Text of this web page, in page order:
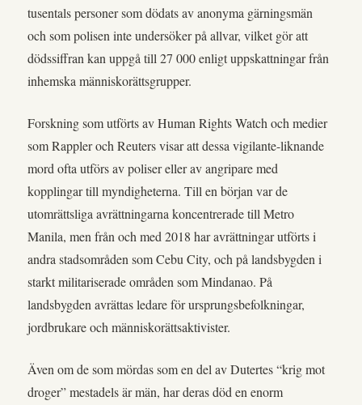
tusentals personer som dödats av anonyma gärningsmän
och som polisen inte undersöker på allvar, vilket gör att
dödssiffran kan uppgå till 27 000 enligt uppskattningar från
inhemska människorättsgrupper.
Forskning som utförts av Human Rights Watch och medier
som Rappler och Reuters visar att dessa vigilante-liknande
mord ofta utförs av poliser eller av angripare med
kopplingar till myndigheterna. Till en början var de
utomrättsliga avrättningarna koncentrerade till Metro
Manila, men från och med 2018 har avrättningar utförts i
andra stadsområden som Cebu City, och på landsbygden i
starkt militariserade områden som Mindanao. På
landsbygden avrättas ledare för ursprungsbefolkningar,
jordbrukare och människorättsaktivister.
Även om de som mördas som en del av Dutertes “krig mot
droger” mestadels är män, har deras död en enorm